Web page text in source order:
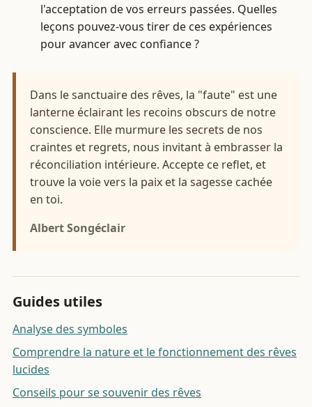
l'acceptation de vos erreurs passées. Quelles
leçons pouvez-vous tirer de ces expériences
pour avancer avec confiance ?
Dans le sanctuaire des rêves, la "faute" est une
lanterne éclairant les recoins obscurs de notre
conscience. Elle murmure les secrets de nos
craintes et regrets, nous invitant à embrasser la
réconciliation intérieure. Accepte ce reflet, et
trouve la voie vers la paix et la sagesse cachée
en toi.
Albert Songéclair
Guides utiles
Analyse des symboles
Comprendre la nature et le fonctionnement des rêves
lucides
Conseils pour se souvenir des rêves